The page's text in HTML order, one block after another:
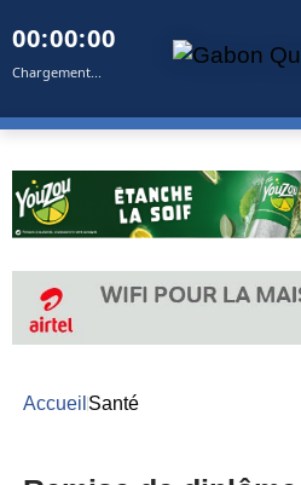
00:00:00
Chargement...
Accueil Santé